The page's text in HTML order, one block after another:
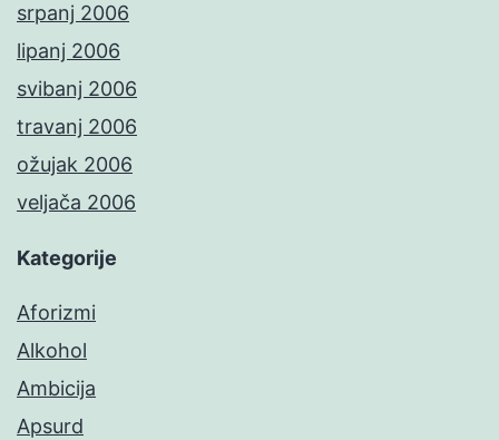
srpanj 2006
lipanj 2006
svibanj 2006
travanj 2006
ožujak 2006
veljača 2006
Kategorije
Aforizmi
Alkohol
Ambicija
Apsurd